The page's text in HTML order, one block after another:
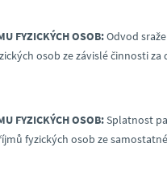
FYZICKÝCH OSOB:Odvod
osob ze závislé činnosti za
FYZICKÝCH OSOB:Splatnost
fyzických osob ze